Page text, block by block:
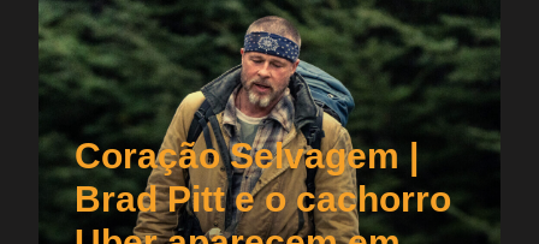
Coração Selvagem |
Brad Pitt e o cachorro